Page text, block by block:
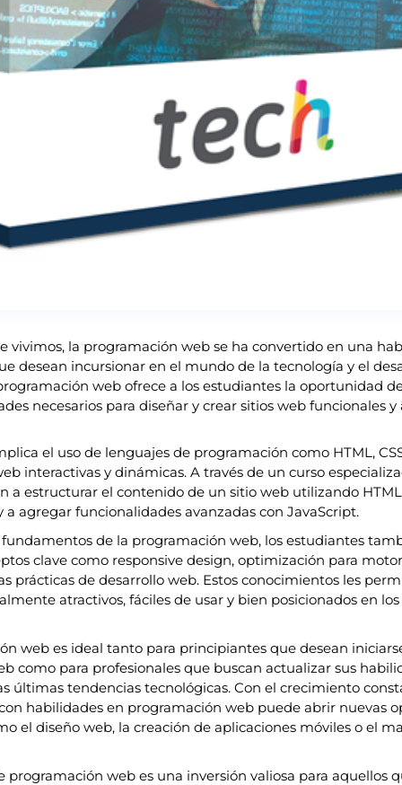
vivimos, la programación web se ha convertido en una
desean incursionar en el mundo de la tecnología y el
web ofrece a los estudiantes la oportunidad
necesarios para diseñar y crear sitios web funcionales y
el uso de lenguajes de programación como HTML,
interactivas y dinámicas. A través de un curso
a estructurar el contenido de un sitio web utilizando
a agregar funcionalidades avanzadas con JavaScript.
de la programación web, los estudiantes
clave como responsive design, optimización para
prácticas de desarrollo web. Estos conocimientos les
atractivos, fáciles de usar y bien posicionados en
web es ideal tanto para principiantes que desean
como para profesionales que buscan actualizar sus
últimas tendencias tecnológicas. Con el crecimiento
habilidades en programación web puede abrir nuevas
el diseño web, la creación de aplicaciones móviles o el
programación web es una inversión valiosa para aquellos